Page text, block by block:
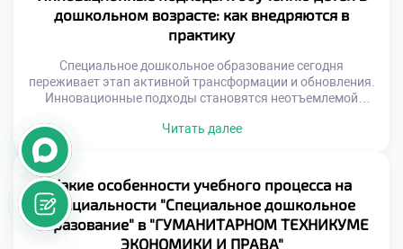
проект отличается от курсовой работы практической
направленностью. Он нацелен на получение конкретного
[…]
дошкольном возрасте: как внедряются в
практику
Специальное дошкольное образование сегодня
переживает этап активной трансформации и обновления.
Инновационные подходы становятся неотъемлемой
Традиционные методы гармонично сочетаются с новыми
педагогическими технологиями. Качественное обучение
требует от специалиста готовности к постоянным
изменениям. Внедрение новшеств начинается еще на
этапе профессиональной подготовки студентов. Будущие
педагоги изучают передовые методики работы с детьми.
Теоретические знания закрепляются […]
Читать далее
Какие особенности учебного процесса на
специальности "Специальное дошкольное
образование" в "ГУМАНИТАРНОМ ТЕХНИКУМЕ
ЭКОНОМИКИ И ПРАВА"